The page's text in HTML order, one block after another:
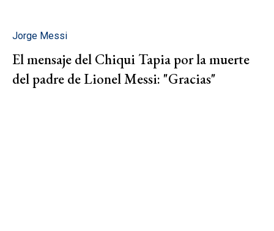
Jorge Messi
El mensaje del Chiqui Tapia por la muerte
del padre de Lionel Messi: "Gracias"